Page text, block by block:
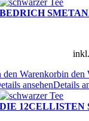
BEDRICH
den Warenkorbin den
ansehenDetails
DIE 12CELLISTEN